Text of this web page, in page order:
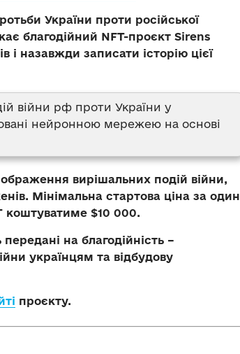
України проти російської
благодійний NFT-проєкт Sirens
і назавжди записати історію цієї
війни рф проти України у
нейронною мережею на основі
вирішальних подій війни,
Мінімальна стартова ціна за один
коштуватиме $10 000.
на благодійність –
українцям та відбудову
проєкту.